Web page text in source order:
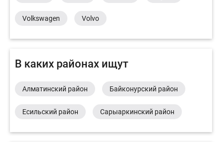
Volkswagen Volvo
В каких районах ищут
Алматинский район Байконурский район
Есильский район Сарыаркинский район